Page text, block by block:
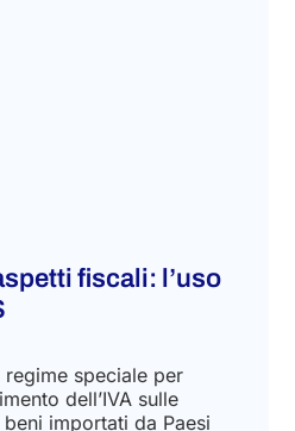
fiscali: l’uso
regime speciale per
dell’IVA sulle
importati da Paesi